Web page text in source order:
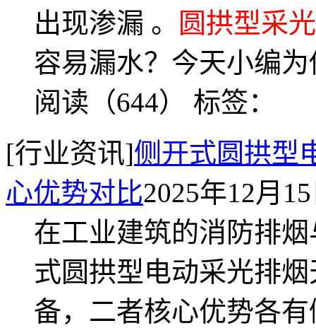
出现渗漏 。
圆拱型采
容易漏水？今天小编
阅读（644） 标签：
[行业资讯]侧开式圆拱型
心优势对比2025年12月
在工业建筑的消防排
式圆拱型电动采光排
备，二者核心优势各